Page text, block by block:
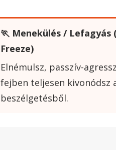
🏃 Menekülés / Lefagyás
Freeze)
Elnémulsz, passzív-
fejben teljesen kivonódsz
beszélgetésből.